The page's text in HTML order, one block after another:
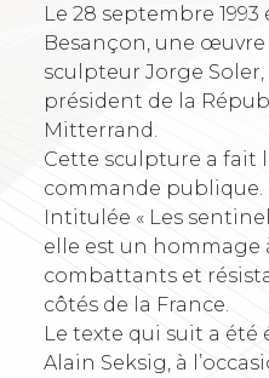
Le 28 septembre
Besançon, une
sculpteur Jorge
président de la
Mitterrand.
Cette sculpture a fait
commande publique.
Intitulée « Les
elle est un hommage
combattants et
côtés de la France.
Le texte qui suit a été
Alain Seksig, à